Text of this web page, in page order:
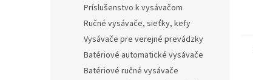
Príslušenstvo k vysávačom
Ručné vysávače, sieťky, kefy
Vysávače pre verejné prevádzky
Batériové automatické vysávače
Batériové ručné vysávače